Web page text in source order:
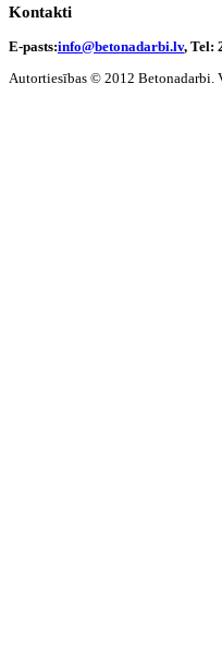
Kontakti
E-pasts:info@betonadarbi.lv, Tel:
Autortiesības © 2012 Betonadarbi.